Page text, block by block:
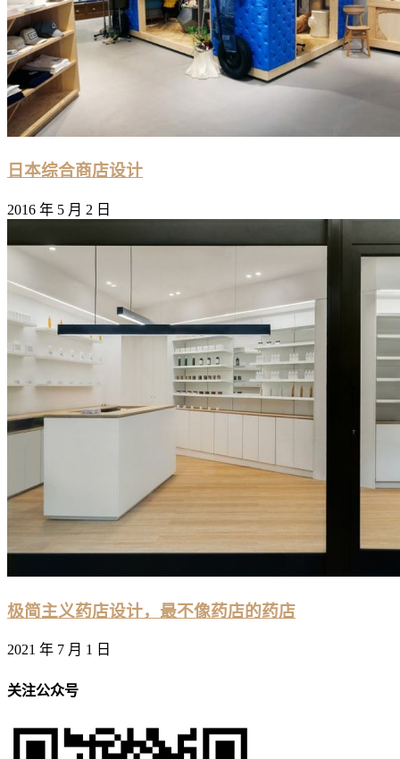
日本综合商店设计
2016 年 5 月 2 日
极简主义药店设计，最不像药店的药店
2021 年 7 月 1 日
关注公众号